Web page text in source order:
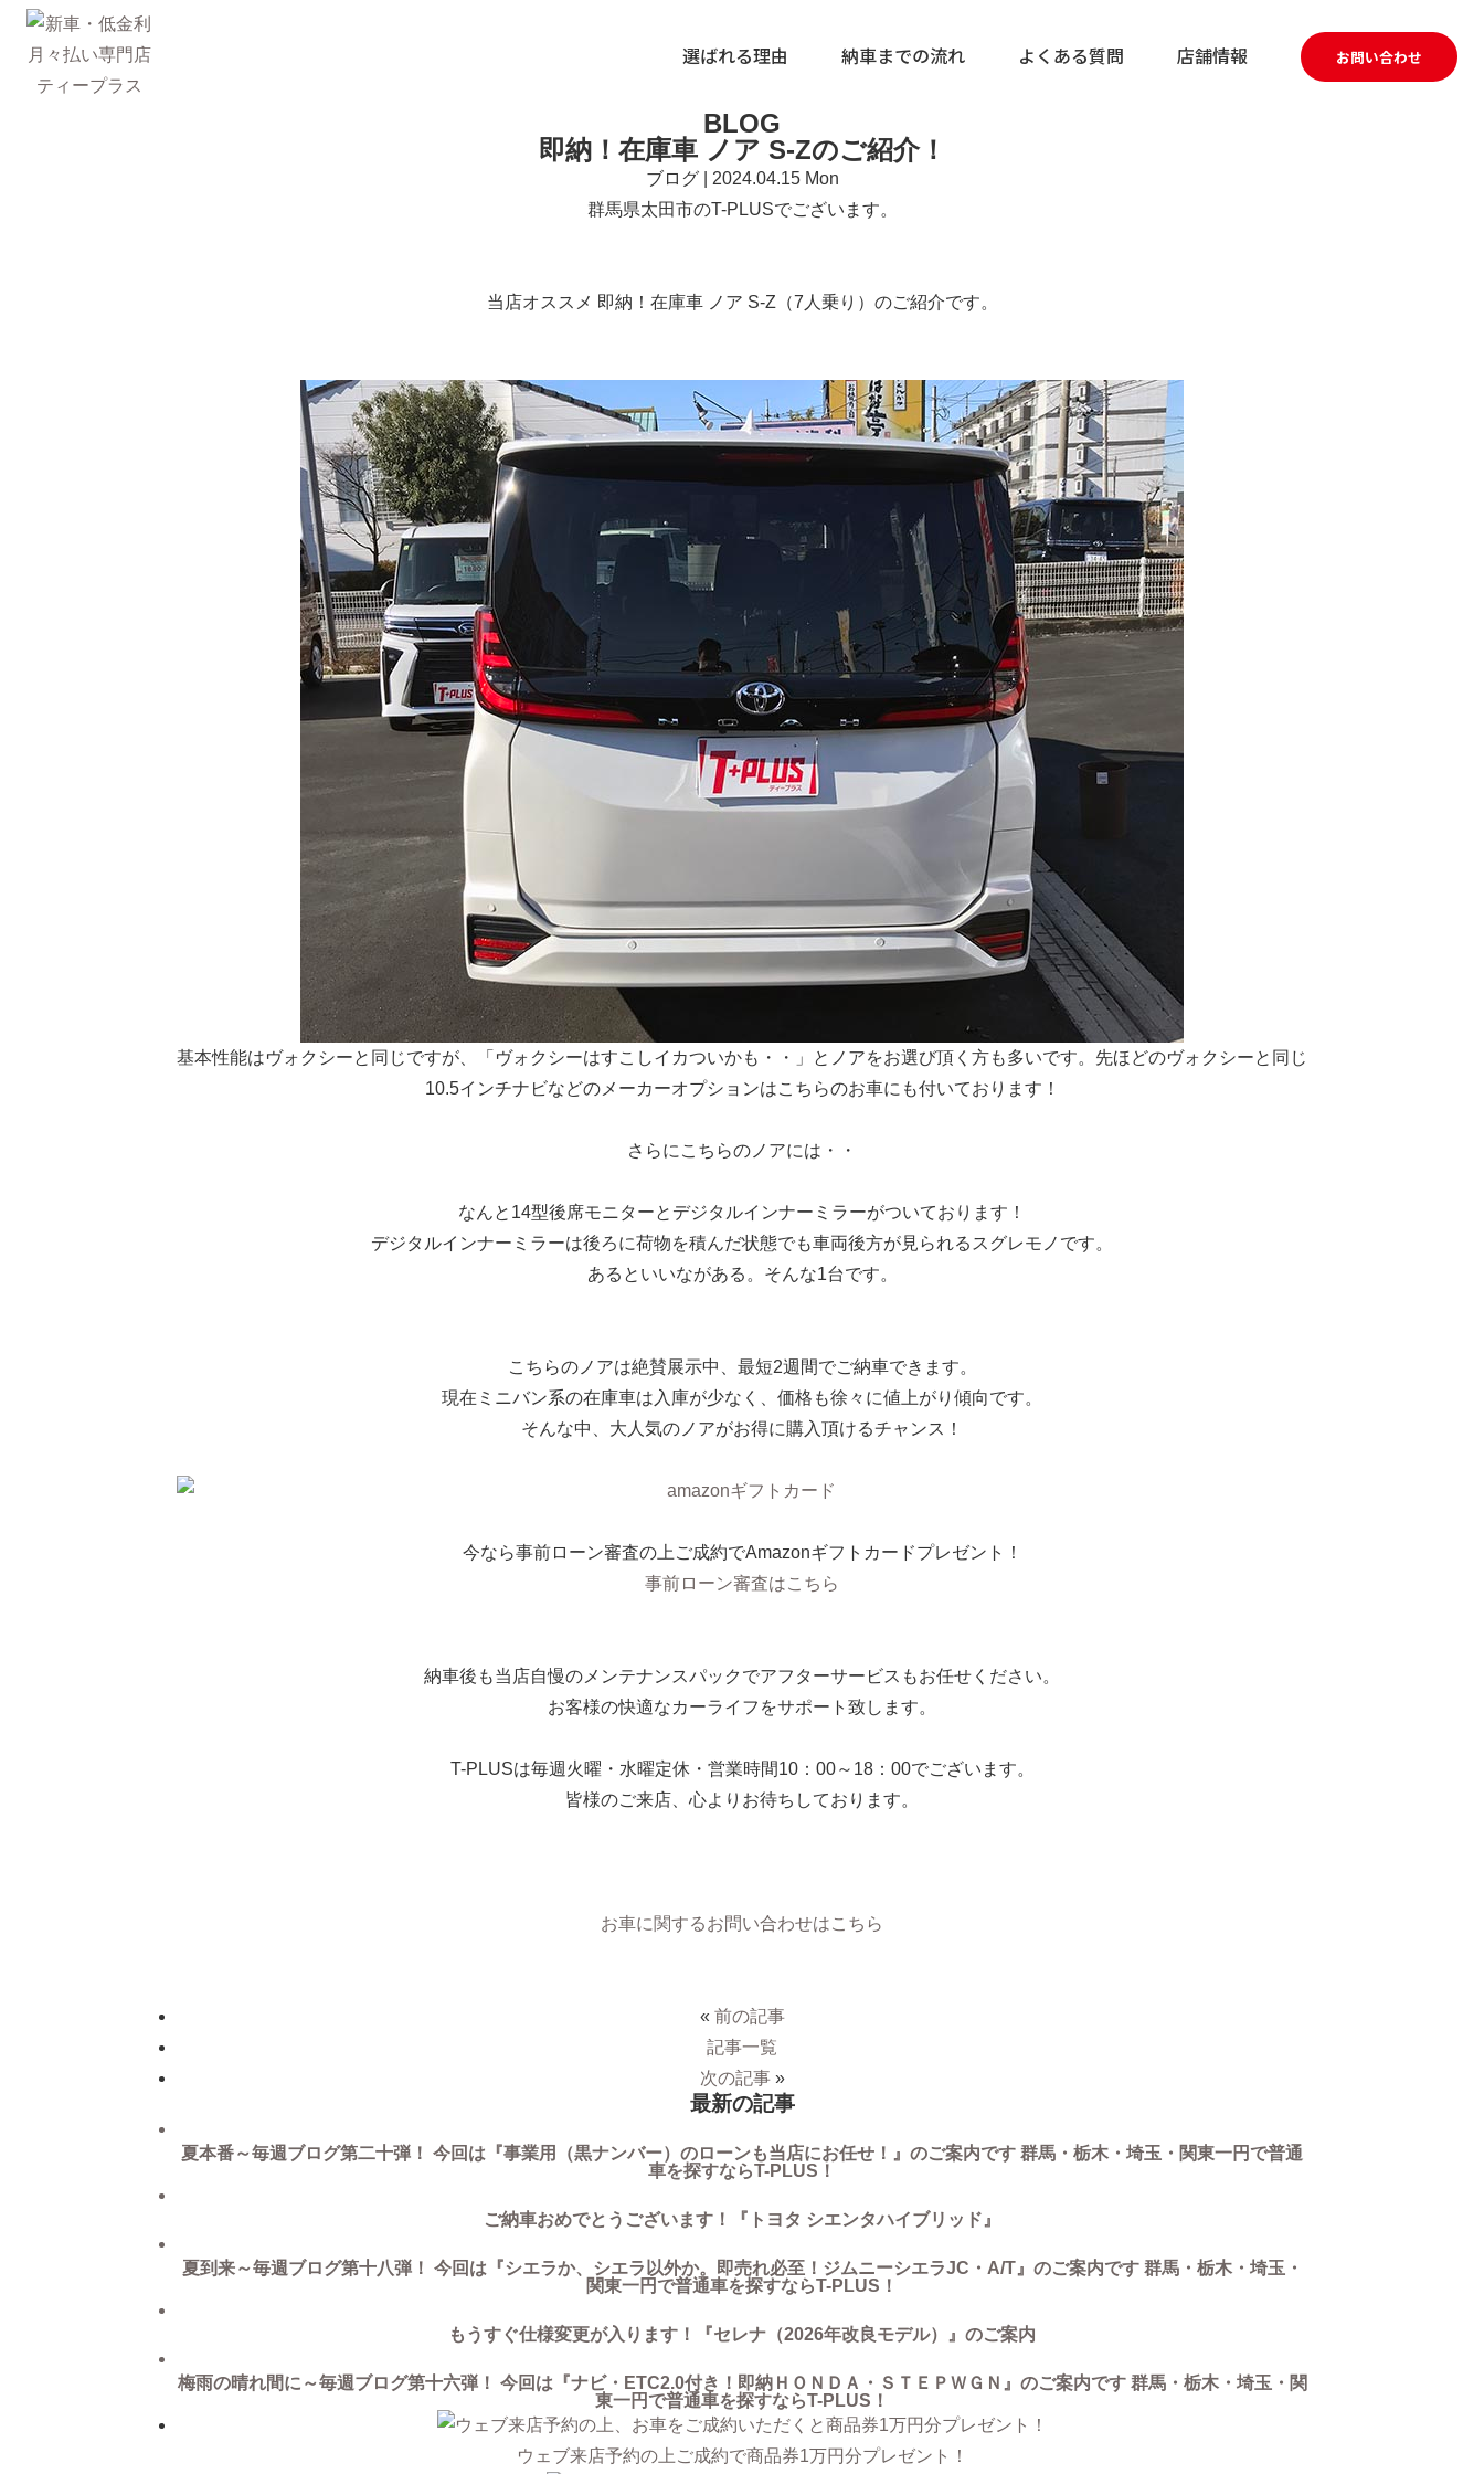
選ばれる理由 納車までの流れ よくある質問 店舗情報 お問い合わせ
BLOG
即納！在庫車 ノア S-Zのご紹介！
ブログ | 2024.04.15 Mon
群馬県太田市のT-PLUSでございます。
当店オススメ 即納！在庫車 ノア S-Z（7人乗り）のご紹介です。
基本性能はヴォクシーと同じですが、「ヴォクシーはすこしイカついかも・・」とノアをお選び頂く方も多いです。先ほどのヴォクシーと同じ
10.5インチナビなどのメーカーオプションはこちらのお車にも付いております！
さらにこちらのノアには・・
なんと14型後席モニターとデジタルインナーミラーがついております！
デジタルインナーミラーは後ろに荷物を積んだ状態でも車両後方が見られるスグレモノです。
あるといいながある。そんな1台です。
こちらのノアは絶賛展示中、最短2週間でご納車できます。
現在ミニバン系の在庫車は入庫が少なく、価格も徐々に値上がり傾向です。
そんな中、大人気のノアがお得に購入頂けるチャンス！
今なら事前ローン審査の上ご成約でAmazonギフトカードプレゼント！
事前ローン審査はこちら
納車後も当店自慢のメンテナンスパックでアフターサービスもお任せください。
お客様の快適なカーライフをサポート致します。
T-PLUSは毎週火曜・水曜定休・営業時間10：00～18：00でございます。
皆様のご来店、心よりお待ちしております。
お車に関するお問い合わせはこちら
« 前の記事
記事一覧
次の記事»
最新の記事
夏本番～毎週ブログ第二十弾！ 今回は『事業用（黒ナンバー）のローンも当店にお任せ！』のご案内です 群馬・栃木・埼玉・関東一円で普通
車を探すならT-PLUS！
ご納車おめでとうございます！『トヨタ シエンタハイブリッド』
夏到来～毎週ブログ第十八弾！ 今回は『シエラか、シエラ以外か。即売れ必至！ジムニーシエラJC・A/T』のご案内です 群馬・栃木・埼玉・
関東一円で普通車を探すならT-PLUS！
もうすぐ仕様変更が入ります！『セレナ（2026年改良モデル）』のご案内
梅雨の晴れ間に～毎週ブログ第十六弾！ 今回は『ナビ・ETC2.0付き！即納ＨＯＮＤＡ・ＳＴＥＰＷＧＮ』のご案内です 群馬・栃木・埼玉・関
東一円で普通車を探すならT-PLUS！
ウェブ来店予約の上ご成約で商品券1万円分プレゼント！